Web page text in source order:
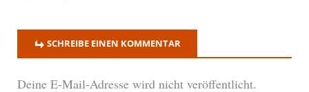
SCHREIBE EINEN KOMMENTAR
Deine E-Mail-Adresse wird nicht veröffentlicht.